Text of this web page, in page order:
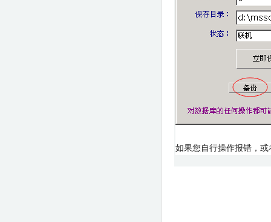
如果您自行操作报错，